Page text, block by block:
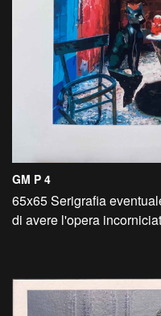
GM P 4
65x65 Serigrafia
di avere l'opera